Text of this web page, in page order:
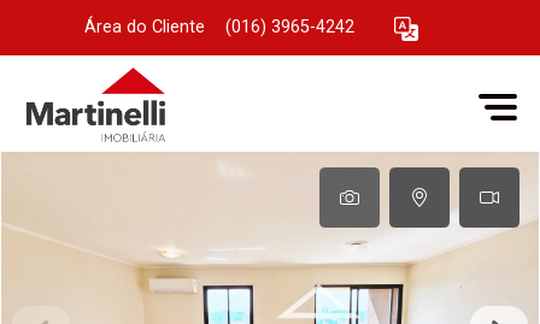
Área do Cliente (016) 3965-4242